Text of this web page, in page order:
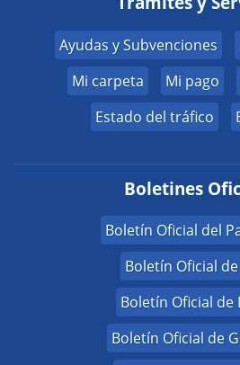
Ayudas y Subvenciones
Mi carpeta
Mi pago
Estado del tráfico
Boletines
Boletín Oficial del
Boletín Oficial
Boletín Oficial de
Boletín Oficial de